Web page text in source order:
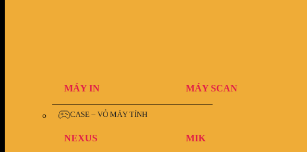
MÁY IN MÁY SCAN
CASE – VỎ MÁY TÍNH
NEXUS MIK